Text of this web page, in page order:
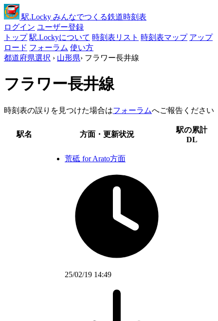
駅.Locky みんなでつくる鉄道時刻表
ログイン ユーザー登録
トップ 駅.Lockyについて 時刻表リスト 時刻表マップ アップ
ロード フォーラム 使い方
都道府県選択 › 山形県› フラワー長井線
フラワー長井線
時刻表の誤りを見つけた場合はフォーラムへご報告ください
駅名 方面・更新状況
駅の累計
DL
荒砥 for Arato方面
25/02/19 14:49